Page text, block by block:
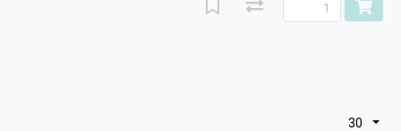
30